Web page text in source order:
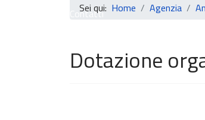
Contatti
Sei qui: Home Agenzia
Dotazione